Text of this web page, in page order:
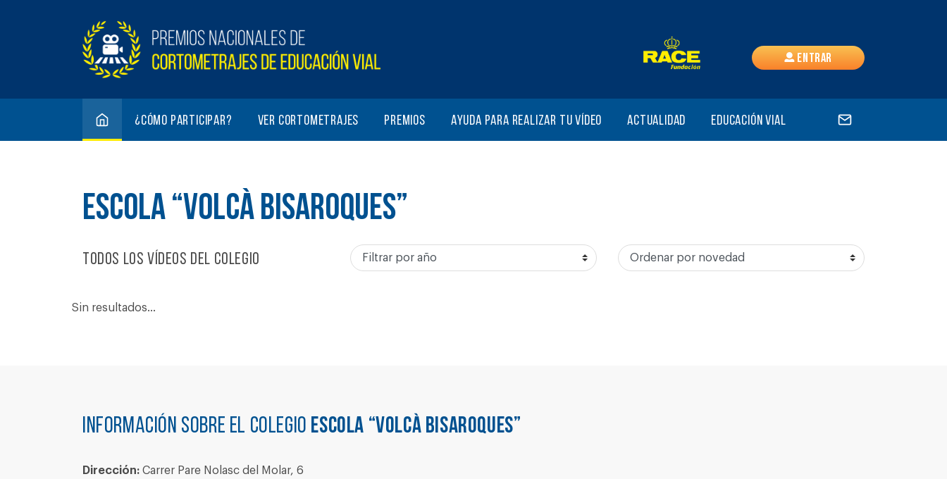
Entrar
¿Cómo participar? Ver cortometrajes Premios Ayuda para realizar tu vídeo Actualidad Educación vial
ESCOLA “VOLCÀ BISAROQUES”
Todos los vídeos del colegio
Sin resultados...
Información sobre el colegio ESCOLA “VOLCÀ BISAROQUES”
Dirección: Carrer Pare Nolasc del Molar, 6